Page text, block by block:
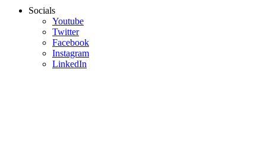
Socials
Youtube
Twitter
Facebook
Instagram
LinkedIn